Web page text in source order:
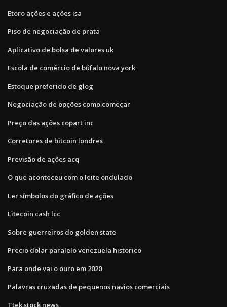
Etoro ações e ações isa
Piso de negociação de prata
Aplicativo de bolsa de valores uk
Escola de comércio de búfalo nova york
Estoque preferido de glog
Negociação de opções como começar
Preço das ações copart inc
Corretores de bitcoin londres
Previsão de ações acq
O que aconteceu com o leite ondulado
Ler símbolos do gráfico de ações
Litecoin cash lcc
Sobre guerreiros do golden state
Precio dolar paralelo venezuela historico
Para onde vai o ouro em 2020
Palavras cruzadas de pequenos navios comerciais
Ttek stock news